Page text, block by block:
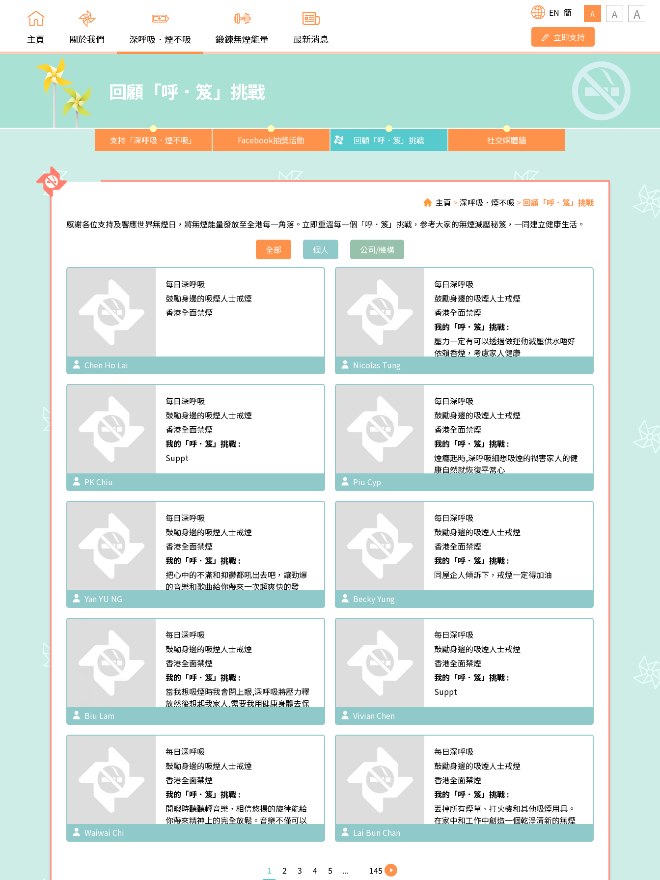
主頁 關於我們 深呼吸．煙不吸 鍛鍊無煙能量 最新消息
A A A
EN 簡
立即支持
回顧「呼．笈」挑戰
支持「深呼吸．煙不吸」 Facebook抽獎活動 回顧「呼．笈」挑戰 社交媒體牆
主頁 >深呼吸．煙不吸 > 回顧「呼．笈」挑戰
感謝各位支持及響應世界無煙日，將無煙能量發放至全港每一角落。立即重溫每一個「呼．笈」挑戰，参考大家的無煙減壓秘笈，一同建立健康生活。
全部 個人 公司/機構
每日深呼吸
鼓勵身邊的吸煙人士戒煙
香港全面禁煙
Chen Ho Lai
每日深呼吸
鼓勵身邊的吸煙人士戒煙
香港全面禁煙
我的「呼．笈」挑戰 :
壓力一定有可以透過做運動減壓供水唔好
依賴香煙，考慮家人健康
Nicolas Tung
每日深呼吸
鼓勵身邊的吸煙人士戒煙
香港全面禁煙
我的「呼．笈」挑戰 :
Suppt
PK Chiu
每日深呼吸
鼓勵身邊的吸煙人士戒煙
香港全面禁煙
我的「呼．笈」挑戰 :
煙癮起時,深呼吸細想吸煙的禍害家人的健
康自然就恢復平常心
Piu Cyp
每日深呼吸
鼓勵身邊的吸煙人士戒煙
香港全面禁煙
我的「呼．笈」挑戰 :
把心中的不滿和抑鬱都吼出去吧，讓勁爆
的音樂和歌曲給你帶來一次超爽快的發
以幫你發泄你的情緒。當你在大聲吼的時
候，聲音會帶動你的肺部、腹部甚至全身
都動起來。跟朋友一起唱唱跳跳吧，把一
切都拋腦後來解壓。
Yan YU NG
每日深呼吸
鼓勵身邊的吸煙人士戒煙
香港全面禁煙
我的「呼．笈」挑戰 :
同屋企人傾訴下，戒煙一定得加油
Becky Yung
每日深呼吸
鼓勵身邊的吸煙人士戒煙
香港全面禁煙
我的「呼．笈」挑戰 :
當我想吸煙時我會閉上眼,深呼吸將壓力釋
放然後想起我家人,需要我用健康身體去保
Biu Lam
每日深呼吸
鼓勵身邊的吸煙人士戒煙
香港全面禁煙
我的「呼．笈」挑戰 :
Suppt
Vivian Chen
每日深呼吸
鼓勵身邊的吸煙人士戒煙
香港全面禁煙
我的「呼．笈」挑戰 :
閒暇時聽聽輕音樂，相信悠揚的旋律能給
你帶來精神上的完全放鬆。音樂不僅可以
上眼好好享受，此時你可以完全不用去想
需要跟隨音樂的旋律隨心所欲，釋放壓
Waiwai Chi
每日深呼吸
鼓勵身邊的吸煙人士戒煙
香港全面禁煙
我的「呼．笈」挑戰 :
丟掉所有煙草、打火機和其他吸煙用具。
在家中和工作中創造一個乾淨清新的無煙
樂。
Lai Bun Chan
1 2 3 4 5 ... 145